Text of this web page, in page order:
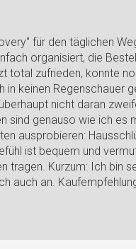
für den täglichen
organisiert, die
total zufrieden, konnte
in keinen Regenschauer
nicht daran
sind genauso wie ich es
ausprobieren:
ist bequem und
tragen. Kurzum: Ich bin
auch an.